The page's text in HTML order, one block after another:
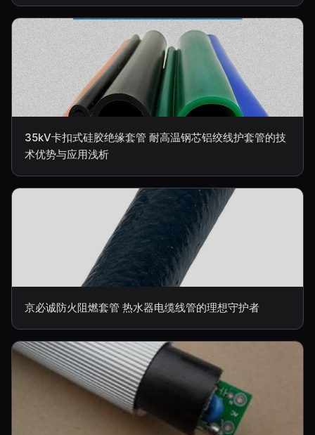
35kV卡扣式硅胶绝缘套管 耐高温钢芯铝绞线护套管的技
术优势与应用浅析
京必诚防火阻燃套管 热水器电缆线管的理想守护者